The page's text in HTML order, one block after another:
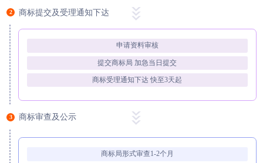
2 商标提交及受理通知下达
申请资料审核
提交商标局 加急当日提交
商标受理通知下达 快至3天起
3 商标审查及公示
商标局形式审查1-2个月